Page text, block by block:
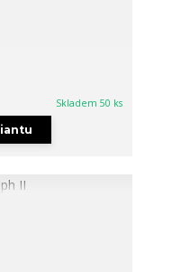
Skladem 50 ks